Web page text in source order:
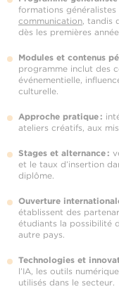
formations généralistes
communication, tandis
dès les premières
Modules et contenus
programme inclut des
événementielle,
culturelle.
Approche pratique :
ateliers créatifs, aux
Stages et alternance :
et le taux d’insertion
diplôme.
Ouverture
établissent des
étudiants la possibilité
autre pays.
Technologies et
l’IA, les outils
utilisés dans le secteur.